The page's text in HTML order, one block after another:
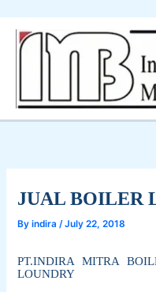
Skip
JUAL BOILER
Byindira/July 22, 2018
PT.INDIRA MITRA
LOUNDRY